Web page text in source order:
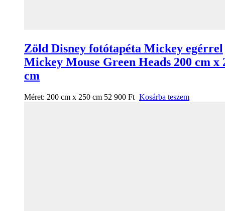
Zöld Disney fotótapéta Mickey egérrel
Mickey Mouse Green Heads 200 cm x
cm
Méret: 200 cm x 250 cm 52 900 Ft Kosárba teszem